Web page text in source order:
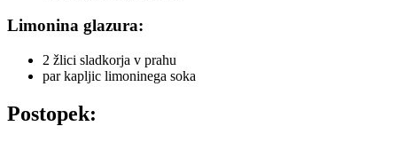
Limonina glazura:
2 žlici sladkorja v prahu
par kapljic limoninega soka
Postopek: